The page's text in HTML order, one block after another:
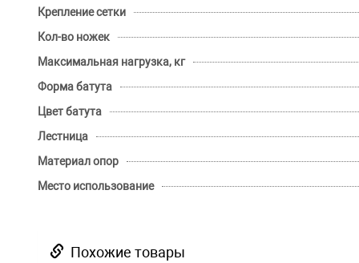
Крепление сетки
Кол-во ножек
Максимальная нагрузка, кг
Форма батута
Цвет батута
Лестница
Материал опор
Место использование
Похожие товары